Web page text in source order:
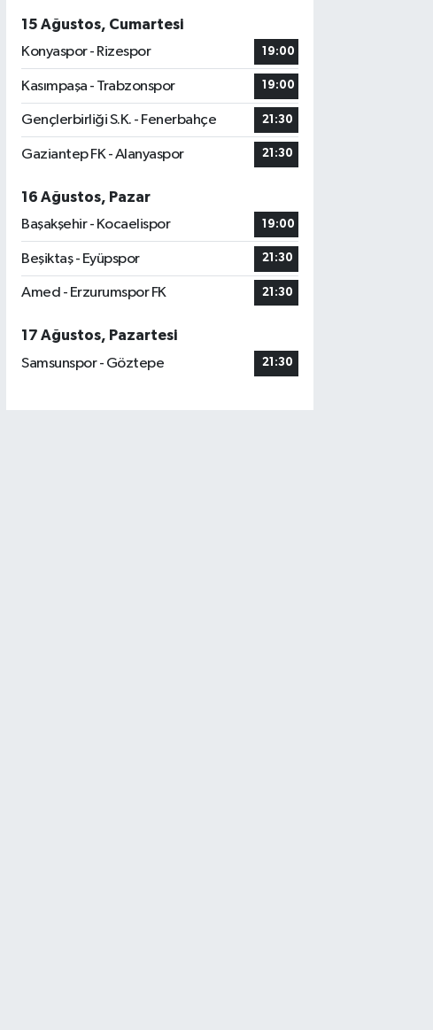
15 Ağustos, Cumartesi
Konyaspor - Rizespor
19:00
Kasımpaşa - Trabzonspor 19:00
Gençlerbirliği S.K. - Fenerbahçe 21:30
Gaziantep FK - Alanyaspor 21:30
16 Ağustos, Pazar
Başakşehir - Kocaelispor
19:00
Beşiktaş - Eyüpspor 21:30
Amed - Erzurumspor FK 21:30
17 Ağustos, Pazartesi
Samsunspor - Göztepe
21:30